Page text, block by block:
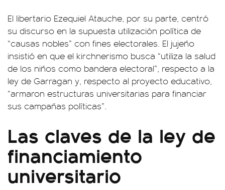
El libertario Ezequiel Atauche, por su parte, centró
su discurso en la supuesta utilización política de
“causas nobles” con fines electorales. El jujeño
insistió en que el kirchnerismo busca “utiliza la salud
de los niños como bandera electoral”, respecto a la
ley de Garragan y, respecto al proyecto educativo,
“armaron estructuras universitarias para financiar
sus campañas políticas”.
Las claves de la ley de
financiamiento
universitario